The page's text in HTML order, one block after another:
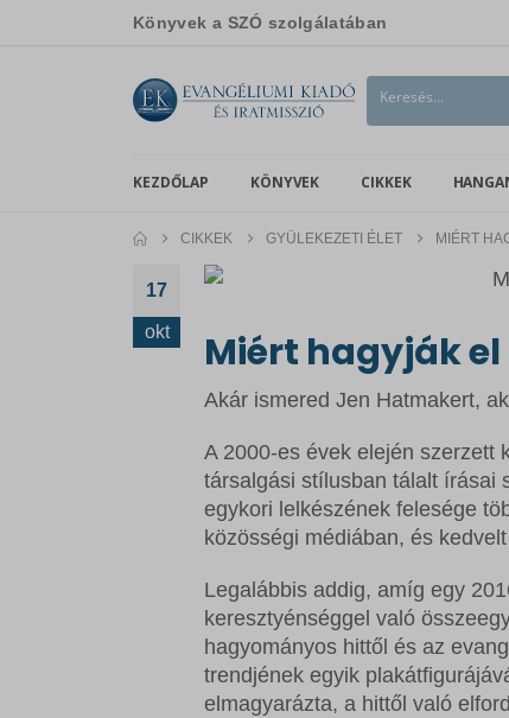
Könyvek a SZÓ szolgálatában
KEZDŐLAP KÖNYVEK CIKKEK
CIKKEK GYÜLEKEZETI ÉLET MIÉRT
17
okt Miért hagyják
Akár ismered Jen Hatmakert,
A 2000-es évek elején szerzett
társalgási stílusban tálalt írásai
egykori lelkészének felesége
közösségi médiában, és
Legalábbis addig, amíg egy
keresztyénséggel való
hagyományos hittől és az
trendjének egyik
elmagyarázta, a hittől való